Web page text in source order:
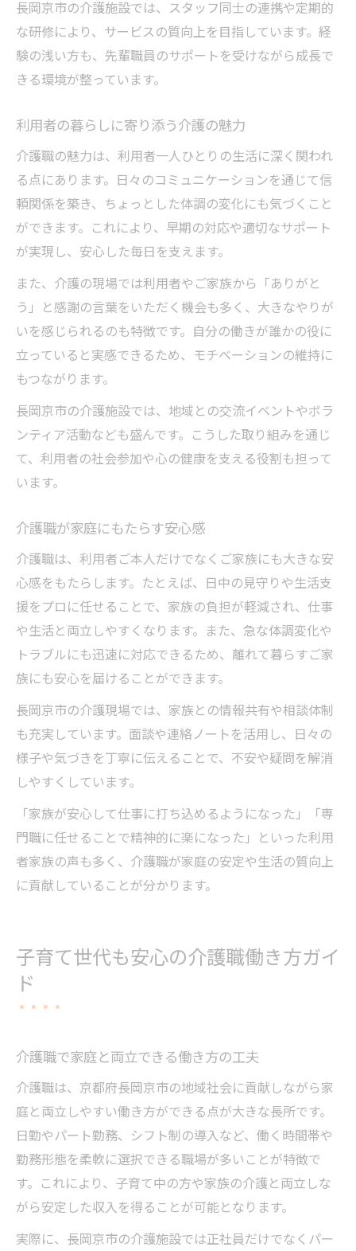
長岡京市の介護施設では、スタッフ同士の連携や定期的
な研修により、サービスの質向上を目指しています。経
験の浅い方も、先輩職員のサポートを受けながら成長で
きる環境が整っています。
利用者の暮らしに寄り添う介護の魅力
介護職の魅力は、利用者一人ひとりの生活に深く関われ
る点にあります。日々のコミュニケーションを通じて信
頼関係を築き、ちょっとした体調の変化にも気づくこと
ができます。これにより、早期の対応や適切なサポート
が実現し、安心した毎日を支えます。
また、介護の現場では利用者やご家族から「ありがと
う」と感謝の言葉をいただく機会も多く、大きなやりが
いを感じられるのも特徴です。自分の働きが誰かの役に
立っていると実感できるため、モチベーションの維持に
もつながります。
長岡京市の介護施設では、地域との交流イベントやボラ
ンティア活動なども盛んです。こうした取り組みを通じ
て、利用者の社会参加や心の健康を支える役割も担って
います。
介護職が家庭にもたらす安心感
介護職は、利用者ご本人だけでなくご家族にも大きな安
心感をもたらします。たとえば、日中の見守りや生活支
援をプロに任せることで、家族の負担が軽減され、仕事
や生活と両立しやすくなります。また、急な体調変化や
トラブルにも迅速に対応できるため、離れて暮らすご家
族にも安心を届けることができます。
長岡京市の介護現場では、家族との情報共有や相談体制
も充実しています。面談や連絡ノートを活用し、日々の
様子や気づきを丁寧に伝えることで、不安や疑問を解消
しやすくしています。
「家族が安心して仕事に打ち込めるようになった」「専
門職に任せることで精神的に楽になった」といった利用
者家族の声も多く、介護職が家庭の安定や生活の質向上
に貢献していることが分かります。
子育て世代も安心の介護職働き方ガイ
ド
介護職で家庭と両立できる働き方の工夫
介護職は、京都府長岡京市の地域社会に貢献しながら家
庭と両立しやすい働き方ができる点が大きな長所です。
日勤やパート勤務、シフト制の導入など、働く時間帯や
勤務形態を柔軟に選択できる職場が多いことが特徴で
す。これにより、子育て中の方や家族の介護と両立しな
がら安定した収入を得ることが可能となります。
実際に、長岡京市の介護施設では正社員だけでなくパー